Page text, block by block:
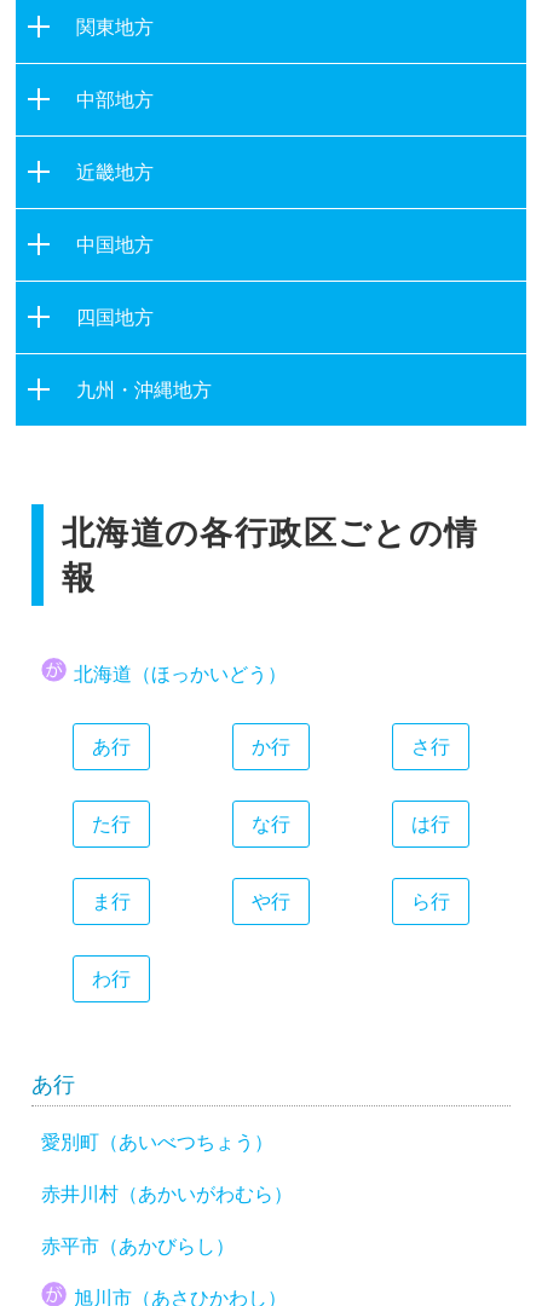
宮城県
秋田県
山形県
福島県
関東地方
群馬県
埼玉県
千葉県
東京都
神奈川県
中部地方
石川県
福井県
山梨県
長野県
岐阜県
三重県
近畿地方
大阪府
兵庫県
奈良県
和歌山県
中国地方
岡山県
広島県
四国地方
九州・沖縄地方
長崎県
熊本県
鹿児島県
沖縄県
北海道の各行政区ごとの情
報
北海道（ほっかいどう）
あ行 か行 さ行
た行 な行 は行
ま行 や行 ら行
わ行
あ行
愛別町（あいべつちょう）
赤井川村（あかいがわむら）
赤平市（あかびらし）
旭川市（あさひかわし）